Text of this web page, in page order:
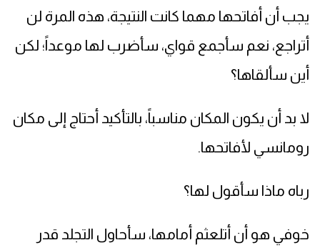
يجب أن أفاتحها مهما كانت النتيجة، هذه المرة لن
أتراجع، نعم سأجمع قواي، سأضرب لها موعداً؛ لكن
أين سألقاها؟
لا بد أن يكون المكان مناسباً، بالتأكيد أحتاج إلى مكان
رومانسي لأفاتحها.
رباه ماذا سأقول لها؟
خوفي هو أن أتلعثم أمامها، سأحاول التجلد قدر